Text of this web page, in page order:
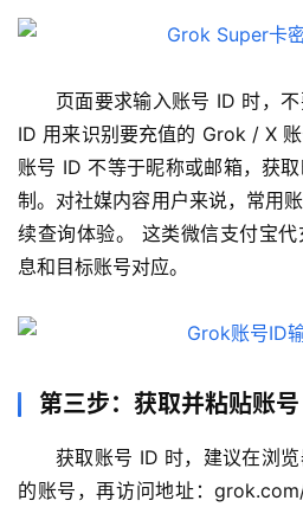
应
页面要求输入账号 ID 时，
ID 用来识别要充值的 Grok / X 账
账号 ID 不等于昵称或邮箱，获
制。对社媒内容用户来说，常用
续查询体验。 这类微信支付宝
息和目标账号对应。
第三步：获取并粘贴账
获取账号 ID 时，建议在浏
的账号，再访问地址：